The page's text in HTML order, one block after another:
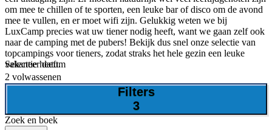
om mee te chillen of te sporten, een leuke bar of disco om de avond
mee te vullen, en er moet wifi zijn. Gelukkig weten we bij
LuxCamp precies wat uw tiener nodig heeft, want we gaan zelf ook
naar de camping met de pubers! Bekijk dus snel onze selectie van
topcampings voor tieners, zodat straks het hele gezin een leuke
vakantie heeft.
Selecteer datum
2 volwassenen
Filters
3
Zoek en boek